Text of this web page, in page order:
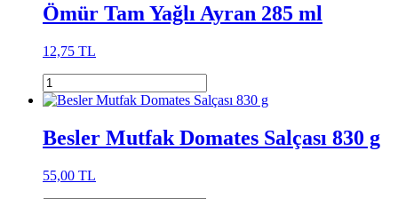
Ömür Tam Yağlı Ayran 285 ml
12,75 TL
Besler Mutfak Domates Salçası 830 g
55,00 TL